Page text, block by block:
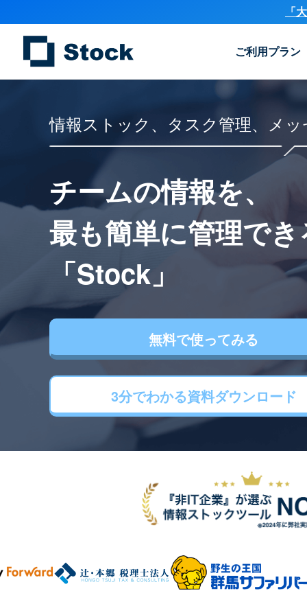
「
ご利用プラン
情報ストック、タスク管理、メ
チームの情報を、
最も簡単に管理で
「Stock」
無料で使ってみる
3分でわかる資料ダウンロード